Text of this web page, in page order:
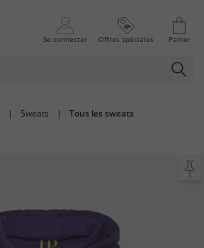
Se connecter Offres spéciales Panier
| Sweats | Tous les sweats